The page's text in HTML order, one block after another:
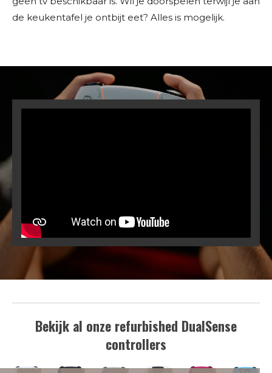
de keukentafel je ontbijt eet? Alles is mogelijk.
Bekijk al onze refurbished DualSense
controllers